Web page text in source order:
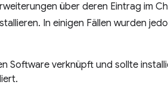
über deren Eintrag im
In einigen Fällen wurden
Software verknüpft und sollte